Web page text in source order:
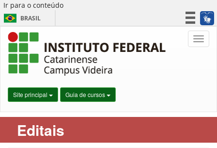
Ir para o conteúdo
BRASIL
Simplifique!
Site principal Guia de cursos
Editais